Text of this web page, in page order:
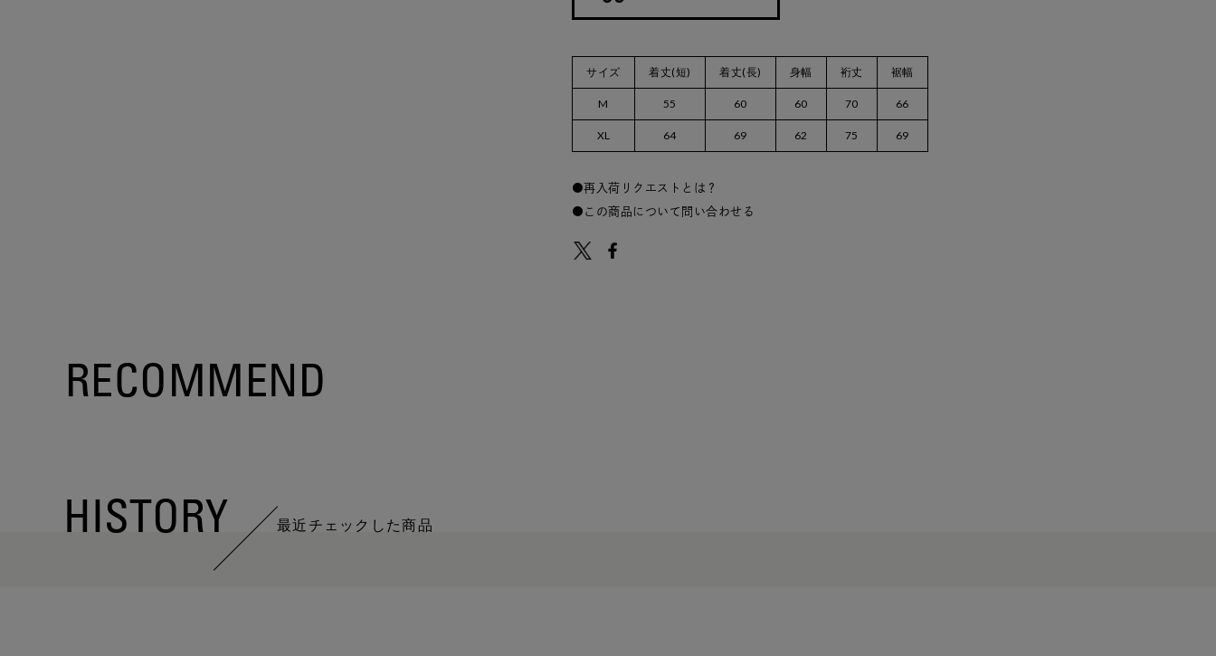
サイズ 着丈(短) 着丈(長) 身幅 裄丈 裾幅
M 55 60 60 70 66
XL 64 69 62 75 69
再入荷リクエストとは？
この商品について問い合わせる
RECOMMEND
HISTORY 最近チェックした商品